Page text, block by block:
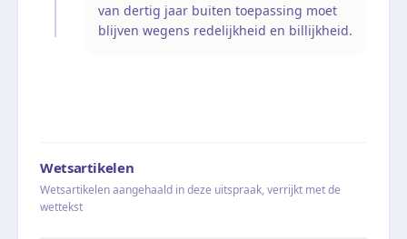
van dertig jaar buiten toepassing moet
blijven wegens redelijkheid en billijkheid.
Wetsartikelen
Wetsartikelen aangehaald in deze uitspraak, verrijkt met de
wettekst